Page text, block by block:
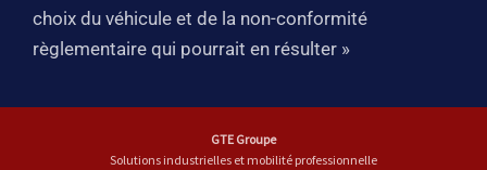
choix du véhicule et de la non-conformité
règlementaire qui pourrait en résulter »
GTE Groupe
Solutions industrielles et mobilité professionnelle